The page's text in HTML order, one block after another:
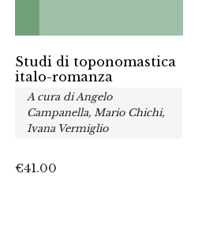
Studi di toponomastica
italo-romanza
A cura di Angelo
Campanella, Mario Chichi,
Ivana Vermiglio
€41.00